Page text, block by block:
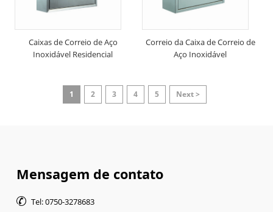
Caixas de Correio de Aço
Inoxidável Residencial
Correio da Caixa de Correio de
Aço Inoxidável
1 2 3 4 5 Next >
Mensagem de contato
 Tel: 0750-3278683